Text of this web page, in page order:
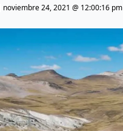
noviembre 24, 2021 @ 12:00:16 pm